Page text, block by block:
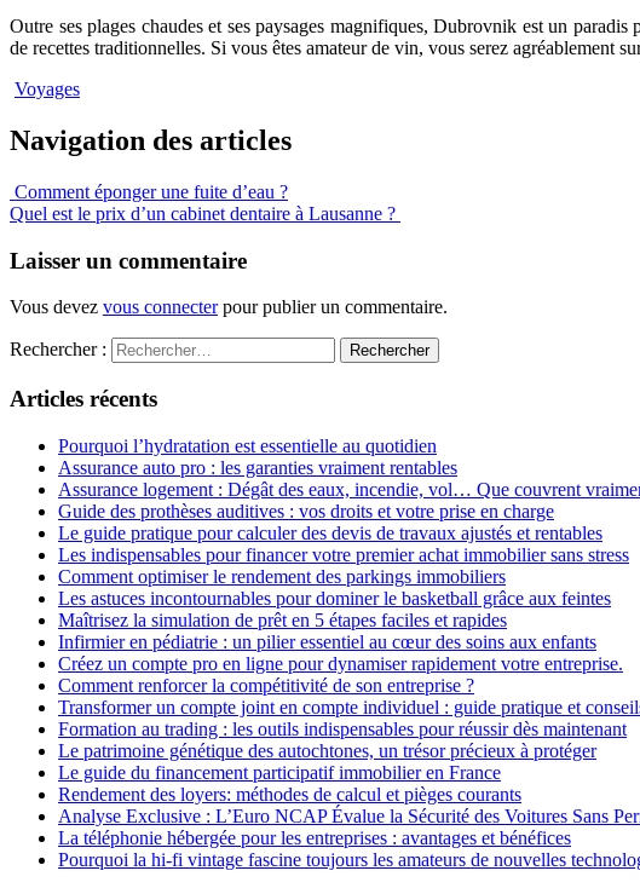
Outre ses plages chaudes et ses paysages magnifiques, Dubrovnik est un
de recettes traditionnelles. Si vous êtes amateur de vin, vous serez agréablement
Voyages
Navigation des articles
Comment éponger une fuite d’eau ?
Quel est le prix d’un cabinet dentaire à Lausanne ?
Laisser un commentaire
Vous devez vous connecterpour publier un commentaire.
Rechercher :
Articles récents
Pourquoi l’hydratation est essentielle au quotidien
Assurance auto pro : les garanties vraiment rentables
Assurance logement : Dégât des eaux, incendie, vol… Que couvrent
Guide des prothèses auditives : vos droits et votre prise en charge
Le guide pratique pour calculer des devis de travaux ajustés et rentables
Les indispensables pour financer votre premier achat immobilier sans stress
Comment optimiser le rendement des parkings immobiliers
Les astuces incontournables pour dominer le basketball grâce aux feintes
Maîtrisez la simulation de prêt en 5 étapes faciles et rapides
Infirmier en pédiatrie : un pilier essentiel au cœur des soins aux enfants
Créez un compte pro en ligne pour dynamiser rapidement votre entreprise.
Comment renforcer la compétitivité de son entreprise ?
Transformer un compte joint en compte individuel : guide pratique et
Formation au trading : les outils indispensables pour réussir dès maintenant
Le patrimoine génétique des autochtones, un trésor précieux à protéger
Le guide du financement participatif immobilier en France
Rendement des loyers: méthodes de calcul et pièges courants
Analyse Exclusive : L’Euro NCAP Évalue la Sécurité des Voitures Sans
La téléphonie hébergée pour les entreprises : avantages et bénéfices
Pourquoi la hi-fi vintage fascine toujours les amateurs de nouvelles